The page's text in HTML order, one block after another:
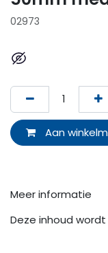
02973
Aan
Meer informatie
Deze inhoud